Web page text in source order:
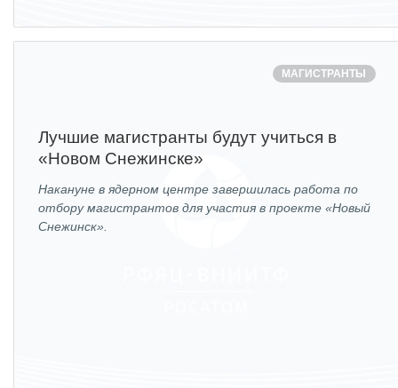
МАГИСТРАНТЫ
Лучшие магистранты будут учиться в
«Новом Снежинске»
Накануне в ядерном центре завершилась работа по
отбору магистрантов для участия в проекте «Новый
Снежинск».